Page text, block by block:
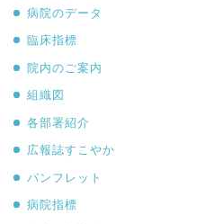
病院のデータ
臨床指標
院内のご案内
組織図
各部署紹介
広報誌すこやか
パンフレット
病院指標